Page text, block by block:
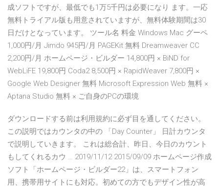
成ソフトですが、最低でも1万5千円は必要になり ます。一応
無料トライアル版も用意されていますが、無料体験期間は30
日だけとなっています。 ツール名 料金 Windows Mac グーペ
1,000円/月 Jimdo 945円/月 PAGEKit 無料 Dreamweaver CC
2,200円/月 ホームページ・ビルダー 14,800円 × BiND for
WebLiFE 19,800円 Coda2 8,500円 × RapidWeaver 7,800円 ×
Google Web Designer 無料 Microsoft Expression Web 無料 ×
Aptana Studio 無料 × ご自身のPCの環境
ダウンロードする前は利用規約に必ず目を通してください。
この説明ではカウンタの中の 「Day Counter」 日計カウンタ
で説明していきます。 これは総合計、昨日、今日のカウント
もしてくれるカウ … 2019/11/12 2015/09/09 ホームページ作成
ソフト「ホームページ・ビルダー22」は、スマートフォン
用、携帯用サイトにも対応。初めての方でもデザイン性が高